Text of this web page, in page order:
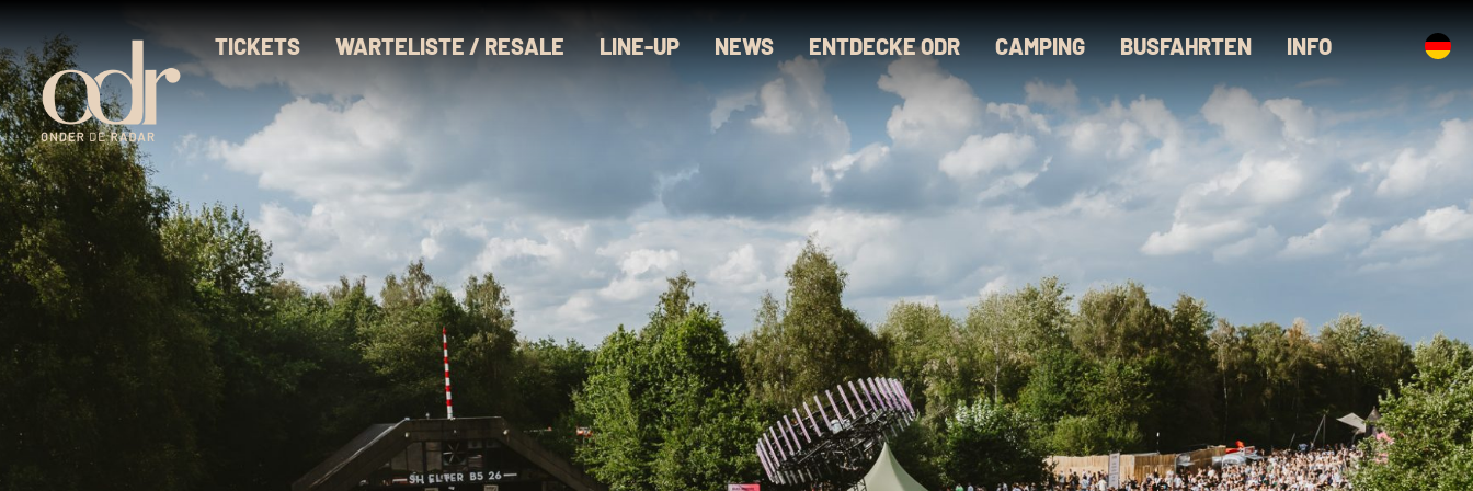
TICKETS WARTELISTE / RESALE LINE-UP NEWS ENTDECKE ODR CAMPING BUSFAHRTEN INFO